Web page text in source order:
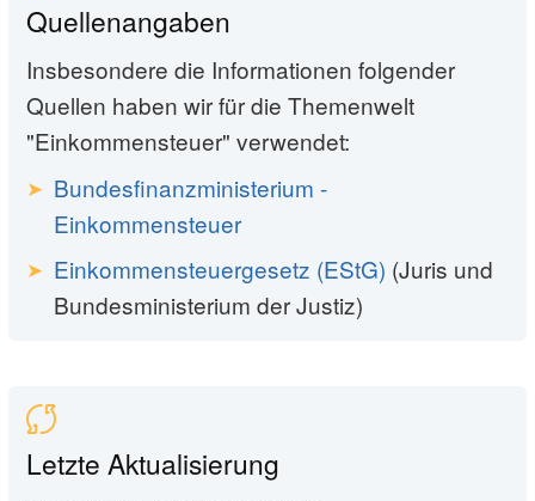
Quellenangaben
Insbesondere die Informationen folgender
Quellen haben wir für die Themenwelt
"Einkommensteuer" verwendet:
Bundesfinanzministerium -
Einkommensteuer
Einkommensteuergesetz (EStG) (Juris und
Bundesministerium der Justiz)
Letzte Aktualisierung